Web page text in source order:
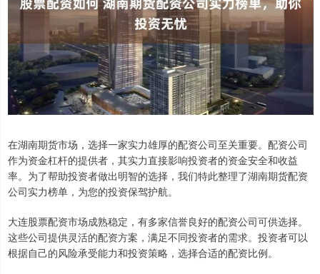
在湖南期货市场，选择一家实力雄厚的配资公司至关重要。配资公司
作为资金杠杆的提供者，其实力直接影响投资者的资金安全和收益
率。为了帮助投资者做出明智的选择，我们特此整理了湖南期货配资
公司实力榜单，为您的投资保驾护航。
大连股票配资市场成熟稳定，有多家信誉良好的配资公司可供选择。
这些公司提供灵活的配资方案，满足不同投资者的需求。投资者可以
根据自己的风险承受能力和投资策略，选择合适的配资比例。